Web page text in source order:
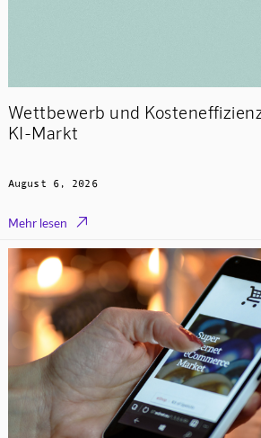
Wettbewerb und
KI-Markt
August 6, 2026
Mehr lesen 